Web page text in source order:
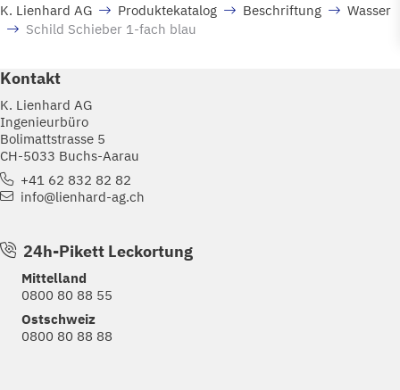
K. Lienhard AG Produktekatalog Beschriftung
Wasser
Schild Schieber 1-fach blau
Kontakt
K. Lienhard AG
Ingenieurbüro
Bolimattstrasse 5
CH-5033 Buchs-Aarau
+41 62 832 82 82
info@lienhard-ag.ch
24h-Pikett Leckortung
Mittelland
0800 80 88 55
Ostschweiz
0800 80 88 88